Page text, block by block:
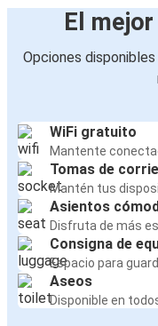
El
Opciones
WiFi gratuito
Mantente
Tomas de
Mantén tus
Asientos
Disfruta de más
Consigna de
Espacio para
Aseos
Disponible en